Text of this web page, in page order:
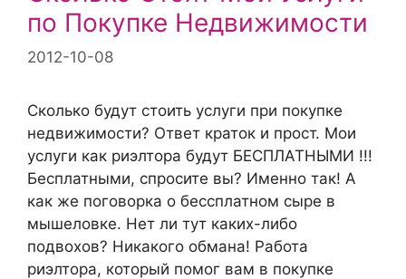
по Покупке Недвижимости
2012-10-08
Сколько будут стоить услуги при покупке
недвижимости? Ответ краток и прост. Мои
услуги как риэлтора будут БЕСПЛАТНЫМИ !!!
Бесплатными, спросите вы? Именно так! А
как же поговорка о бессплатном сыре в
мышеловке. Нет ли тут каких-либо
подвохов? Никакого обмана! Работа
риэлтора, который помог вам в покупке